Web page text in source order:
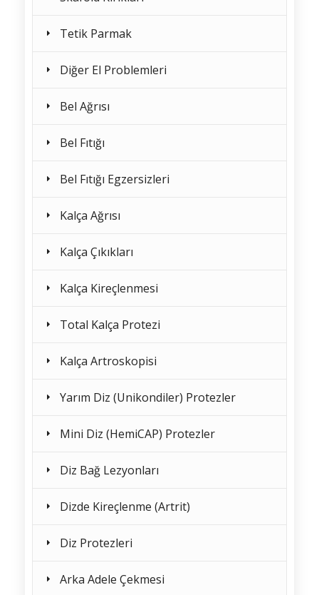
Tetik Parmak
Diğer El Problemleri
Bel Ağrısı
Bel Fıtığı
Bel Fıtığı Egzersizleri
Kalça Ağrısı
Kalça Çıkıkları
Kalça Kireçlenmesi
Total Kalça Protezi
Kalça Artroskopisi
Yarım Diz (Unikondiler) Protezler
Mini Diz (HemiCAP) Protezler
Diz Bağ Lezyonları
Dizde Kireçlenme (Artrit)
Diz Protezleri
Arka Adele Çekmesi